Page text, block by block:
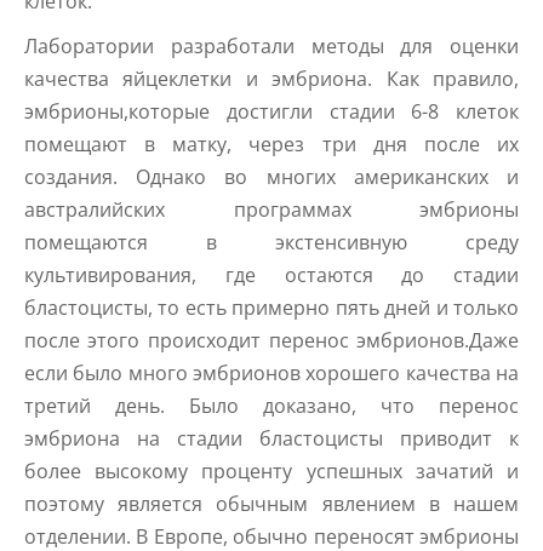
Лаборатории разработали методы для оценки
качества яйцеклетки и эмбриона. Как правило,
эмбрионы,которые достигли стадии 6-8 клеток
помещают в матку, через три дня после их
создания. Однако во многих американских и
австралийских программах эмбрионы
помещаются в экстенсивную среду
культивирования, где остаются до стадии
бластоцисты, то есть примерно пять дней и только
после этого происходит перенос эмбрионов.Даже
если было много эмбрионов хорошего качества на
третий день. Было доказано, что перенос
эмбриона на стадии бластоцисты приводит к
более высокому проценту успешных зачатий и
поэтому является обычным явлением в нашем
отделении. В Европе, обычно переносят эмбрионы